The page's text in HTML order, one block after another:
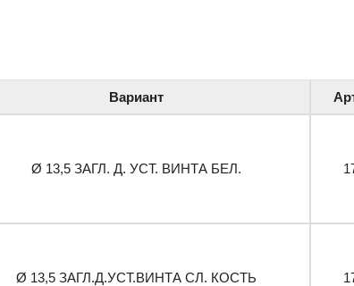
Вариант
Ø 13,5 ЗАГЛ. Д. УСТ. ВИНТА БЕЛ.
Ø 13,5 ЗАГЛ.Д.УСТ.ВИНТА СЛ. КОСТЬ